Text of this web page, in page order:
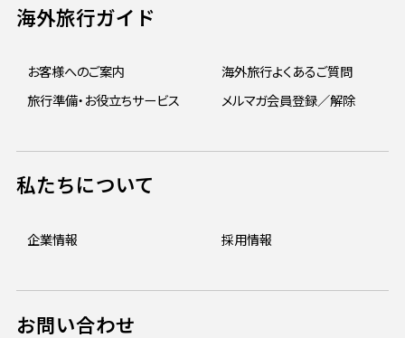
海外旅行ガイド
お客様へのご案内
海外旅行よくあるご質問
旅行準備・お役立ちサービス
メルマガ会員登録／解除
私たちについて
企業情報 採用情報
お問い合わせ